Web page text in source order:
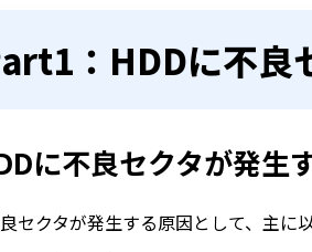
：HDDに不良
に不良セクタが発生
セクタが発生する原因として、主に